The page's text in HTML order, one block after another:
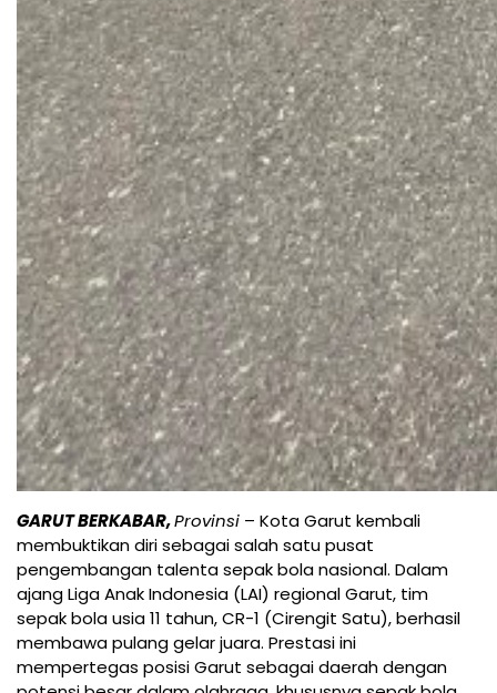
GARUT BERKABAR,Provinsi – Kota Garut kembali
membuktikan diri sebagai salah satu pusat
pengembangan talenta sepak bola nasional. Dalam
ajang Liga Anak Indonesia (LAI) regional Garut, tim
sepak bola usia 11 tahun, CR-1 (Cirengit Satu), berhasil
membawa pulang gelar juara. Prestasi ini
mempertegas posisi Garut sebagai daerah dengan